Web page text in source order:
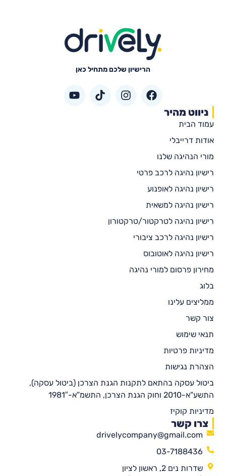
הרישיון שלכם מתחיל כאן
ניווט מהיר
עמוד הבית
אודות דרייבלי
מורי הנהיגה שלנו
רישיון נהיגה לרכב פרטי
רישיון נהיגה לאופנוע
רישיון נהיגה למשאית
רישיון נהיגה לטרקטור/טרקטורון
רישיון נהיגה לרכב ציבורי
רישיון נהיגה לאוטובוס
מחירון פרסום למורי נהיגה
בלוג
ממליצים עלינו
צור קשר
תנאי שימוש
מדיניות פרטיות
הצהרת נגישות
ביטול עסקה בהתאם לתקנות הגנת הצרכן (ביטול עסקה),
התשע”א-2010 וחוק הגנת הצרכן, התשמ”א-1981″
מדיניות קוקיז
צרו קשר
drivelycompany@gmail.com
03-7188436
שדרות נים 2, ראשון לציון